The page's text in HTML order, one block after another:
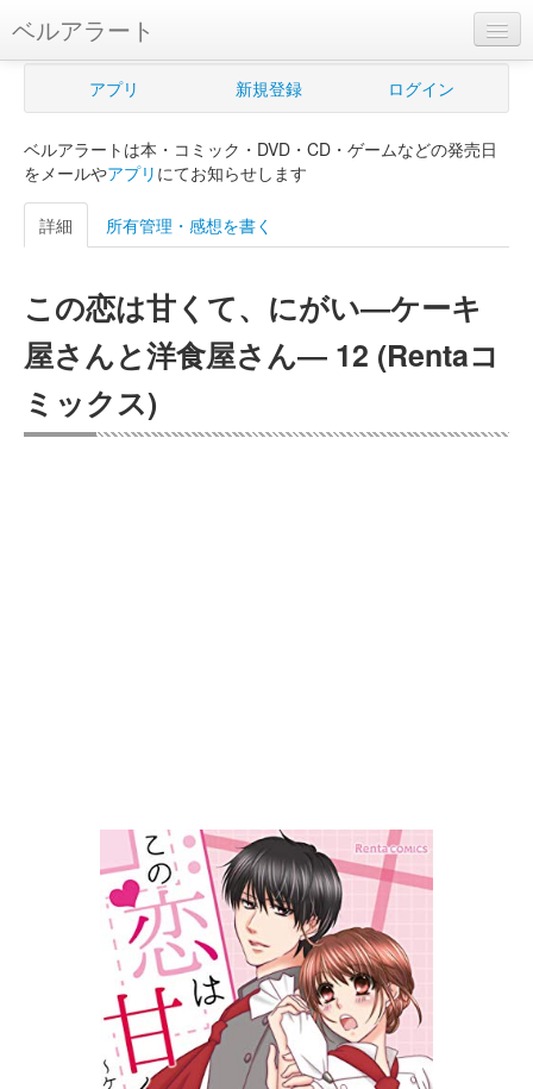
ベルアラート
ベルアラートとは
新規登録
ログイン
購入管理
Myシェルフ
プレミアム
アプリ 新規登録 ログイン
ベルアラートは本・コミック・DVD・CD・ゲームなどの発売日
をメールやアプリ にてお知らせします
詳細 所有管理・感想を書く
この恋は甘くて、にがい―ケーキ
屋さんと洋食屋さん― 12 (Rentaコ
ミックス)